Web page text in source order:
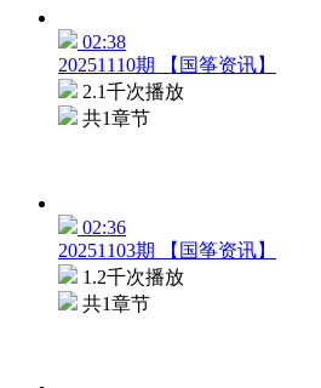
02:38
20251110期 【国筝资讯】
2.1千次播放
共1章节
02:36
20251103期 【国筝资讯】
1.2千次播放
共1章节